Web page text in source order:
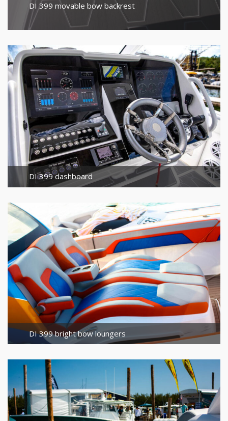
DI 399 movable bow backrest
DI 399 dashboard
DI 399 bright bow loungers